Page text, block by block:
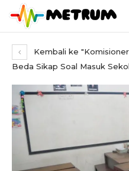
Kembali ke
Beda Sikap Soal Masuk